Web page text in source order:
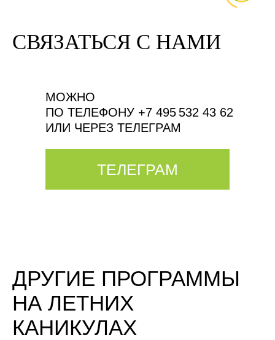
СВЯЗАТЬСЯ С НАМИ
МОЖНО
ПО ТЕЛЕФОНУ +7 495 532 43 62
ИЛИ ЧЕРЕЗ ТЕЛЕГРАМ
ТЕЛЕГРАМ
ДРУГИЕ ПРОГРАММЫ
НА ЛЕТНИХ
КАНИКУЛАХ